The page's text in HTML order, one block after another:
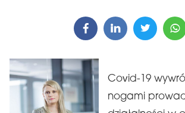
Covid-19
nogami